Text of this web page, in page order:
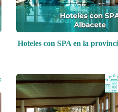
Hoteles con SPA en la